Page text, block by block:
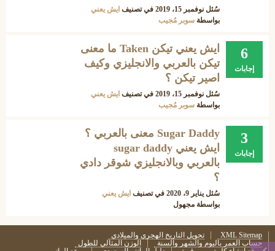
سُئل نوفمبر 15، 2019 في تصنيف ايش يعني
بواسطة سوبر مُجيب
6
إجابات
ايش يعني تيكن Taken ما معنى
تيكن بالعربي والانجليزي وكيف
اصير تيكن ؟
سُئل نوفمبر 15، 2019 في تصنيف ايش يعني
بواسطة سوبر مُجيب
3
إجابات
Sugar Daddy معنى بالعربي ؟
ايش يعني sugar daddy
بالعربي وبالانجليزي شوقر دادي
؟
سُئل يناير 9، 2020 في تصنيف ايش يعني
بواسطة مجهول
XML Sitemap
تحويل التاريخ الهجري والميلادي
حساب العمر باليوم والشهر والسنة
الوزن المثالي للطول